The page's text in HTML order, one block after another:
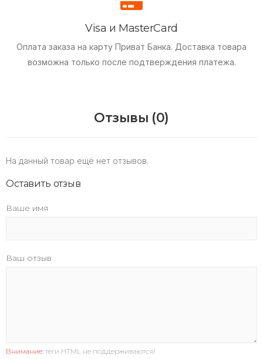
Visa и MasterCard
Оплата заказа на карту Приват Банка. Доставка товара
возможна только после подтверждения платежа.
Отзывы (0)
На данный товар ещё нет отзывов.
Оставить отзыв
Ваше имя
Ваш отзыв
Внимание: теги HTML не поддерживаются!